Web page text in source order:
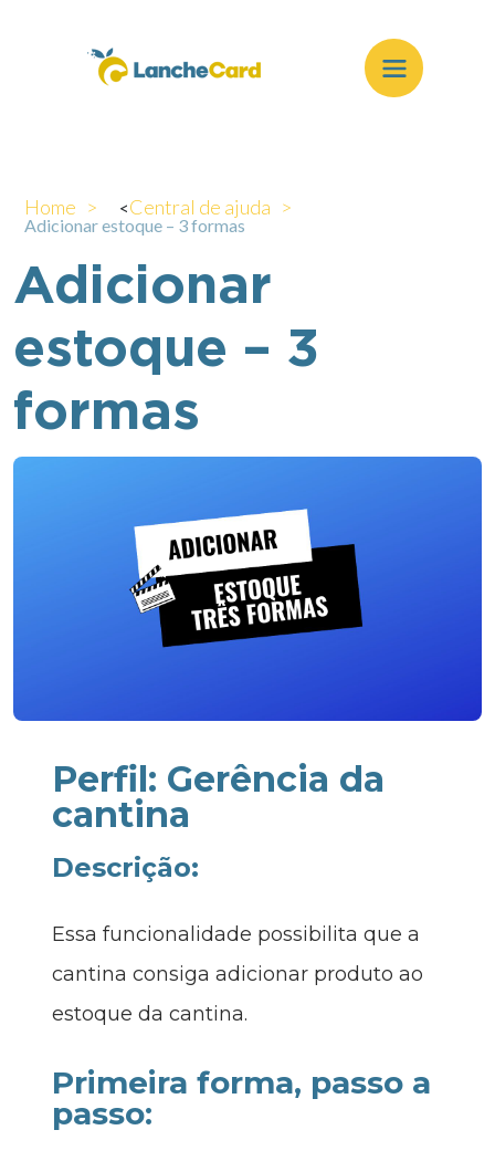
Home > <Central de ajuda >
Adicionar estoque – 3 formas
Adicionar
estoque – 3
formas
Perfil: Gerência da
cantina
Descrição:
Essa funcionalidade possibilita que a
cantina consiga adicionar produto ao
estoque da cantina.
Primeira forma, passo a
passo: